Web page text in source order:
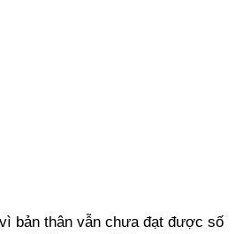
bản thân vẫn chưa đạt được số